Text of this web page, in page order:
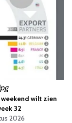
wilt zien
32
2026